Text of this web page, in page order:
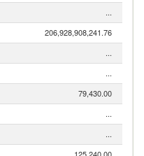
...
206,928,908,241.76
...
...
79,430.00
...
...